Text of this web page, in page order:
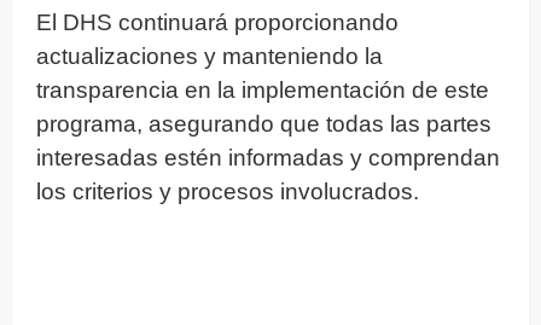
El DHS continuará proporcionando
actualizaciones y manteniendo la
transparencia en la implementación de este
programa, asegurando que todas las partes
interesadas estén informadas y comprendan
los criterios y procesos involucrados.